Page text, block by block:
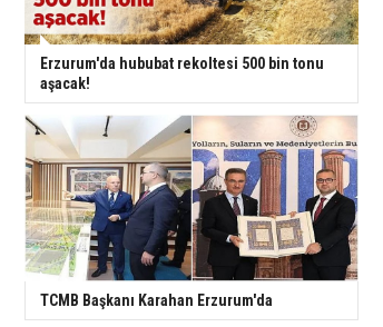
Erzurum'da hububat rekoltesi 500 bin tonu
aşacak!
TCMB Başkanı Karahan Erzurum'da